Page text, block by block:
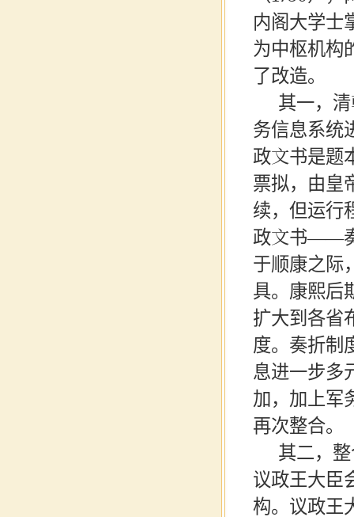
内阁大学士
为中枢机构
了改造。
其一，
务信息系统
政文书是题
票拟，由皇
续，但运行
政文书——奏
于顺康之际
具。康熙后
扩大到各省
度。奏折制
息进一步多
加，加上军
再次整合。
其二，
议政王大臣
构。议政王